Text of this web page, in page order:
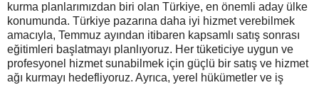
kurma planlarımızdan biri olan Türkiye, en önemli aday ülke
konumunda. Türkiye pazarına daha iyi hizmet verebilmek
amacıyla, Temmuz ayından itibaren kapsamlı satış sonrası
eğitimleri başlatmayı planlıyoruz. Her tüketiciye uygun ve
profesyonel hizmet sunabilmek için güçlü bir satış ve hizmet
ağı kurmayı hedefliyoruz. Ayrıca, yerel hükümetler ve iş